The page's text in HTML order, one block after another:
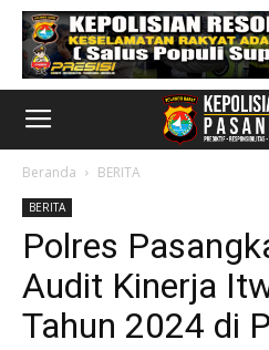
Beranda BERITA
BERITA
Polres
Audit Kinerja
Tahun 2024 di